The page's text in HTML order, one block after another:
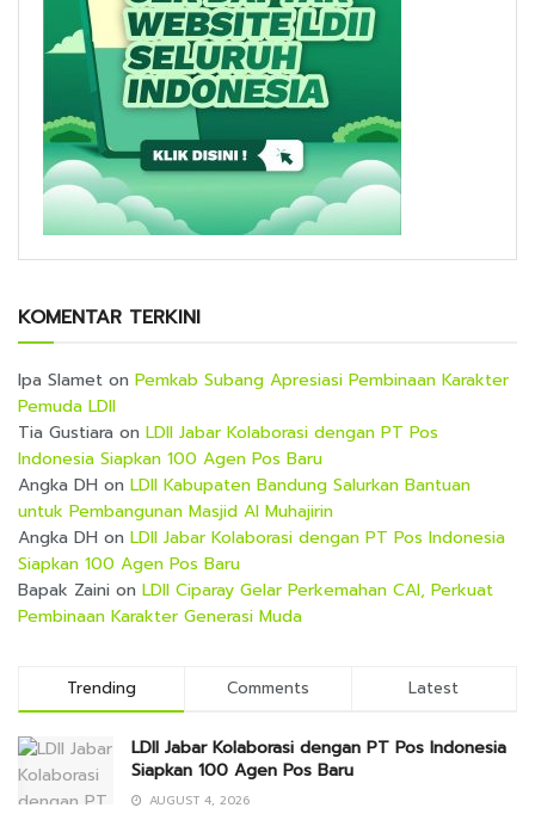
KOMENTAR TERKINI
Ipa Slamet on Pemkab Subang Apresiasi Pembinaan Karakter
Pemuda LDII
Tia Gustiara on LDII Jabar Kolaborasi dengan PT Pos
Indonesia Siapkan 100 Agen Pos Baru
Angka DH on LDII Kabupaten Bandung Salurkan Bantuan
untuk Pembangunan Masjid Al Muhajirin
Angka DH on LDII Jabar Kolaborasi dengan PT Pos Indonesia
Siapkan 100 Agen Pos Baru
Bapak Zaini on LDII Ciparay Gelar Perkemahan CAI, Perkuat
Pembinaan Karakter Generasi Muda
Trending Comments Latest
LDII Jabar Kolaborasi dengan PT Pos Indonesia
Siapkan 100 Agen Pos Baru
AUGUST 4, 2026